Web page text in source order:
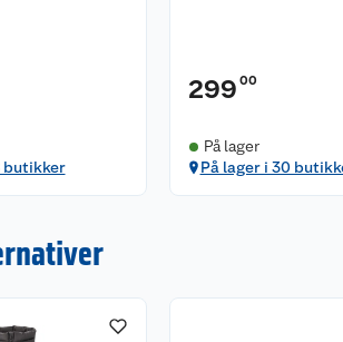
butikker
299 00
På lager
På lager i 30